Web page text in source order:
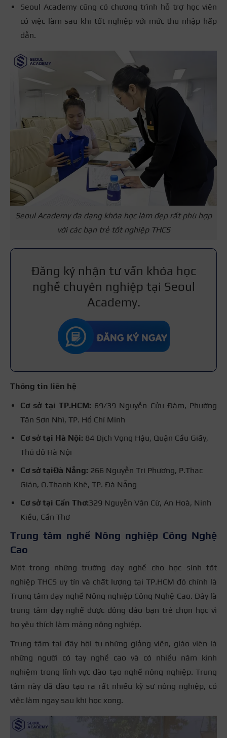
Seoul Academy cũng có chương trình hỗ trợ học viên
có việc làm sau khi tốt nghiệp với mức thu nhập hấp
dẫn.
Seoul Academy đa dạng khóa học làm đẹp rất phù hợp
với các bạn trẻ tốt nghiệp THCS
Đăng ký nhận tư vấn khóa học
nghề chuyên nghiệp tại Seoul
Academy.
Thông tin liên hệ
Cơ sở tại TP.HCM: 69/39 Nguyễn Cửu Đàm, Phường
Tân Sơn Nhì, TP. Hồ Chí Minh
Cơ sở tại Hà Nội: 84 Dịch Vọng Hậu, Quận Cầu Giấy,
Thủ đô Hà Nội
Cơ sở tạiĐà Nẵng: 266 Nguyễn Tri Phương, P.Thạc
Gián, Q.Thanh Khê, TP. Đà Nẵng
Cơ sở tại Cần Thơ:329 Nguyễn Văn Cừ, An Hoà, Ninh
Kiều, Cần Thơ
Trung tâm nghề Nông nghiệp Công Nghệ
Cao
Một trong những trường dạy nghề cho học sinh tốt
nghiệp THCS uy tín và chất lượng tại TP.HCM đó chính là
Trung tâm dạy nghề Nông nghiệp Công Nghệ Cao. Đây là
trung tâm dạy nghề được đông đảo bạn trẻ chọn học vì
họ yêu thích làm mảng nông nghiệp.
Trung tâm tại đây hội tụ những giảng viên, giáo viên là
những người có tay nghề cao và có nhiều năm kinh
nghiệm trong lĩnh vực đào tạo nghề nông nghiệp. Trung
tâm này đã đào tạo ra rất nhiều kỹ sư nông nghiệp, có
việc làm ngay sau khi học xong.